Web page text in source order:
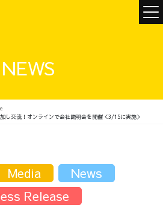
NEWS
し交流！オンラインで会社説明会を開催＜3/15に実施＞
Media
News
Release